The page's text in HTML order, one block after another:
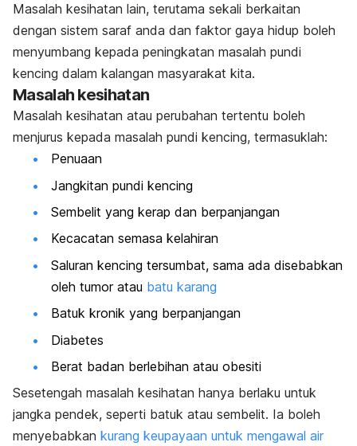
Masalah kesihatan lain, terutama sekali berkaitan
dengan sistem saraf anda dan faktor gaya hidup boleh
menyumbang kepada peningkatan masalah pundi
kencing dalam kalangan masyarakat kita.
Masalah kesihatan
Masalah kesihatan atau perubahan tertentu boleh
menjurus kepada masalah pundi kencing, termasuklah:
Penuaan
Jangkitan pundi kencing
Sembelit yang kerap dan berpanjangan
Kecacatan semasa kelahiran
Saluran kencing tersumbat, sama ada disebabkan
oleh tumor atau batu karang
Batuk kronik yang berpanjangan
Diabetes
Berat badan berlebihan atau obesiti
Sesetengah masalah kesihatan hanya berlaku untuk
jangka pendek, seperti batuk atau sembelit. Ia boleh
menyebabkan kurang keupayaan untuk mengawal air